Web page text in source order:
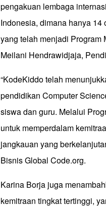
pengakuan lembaga
Indonesia, dimana hanya
yang telah menjadi Program
Meilani Hendrawidjaja,
“KodeKiddo telah
pendidikan Computer
siswa dan guru. Melalui
untuk memperdalam
jangkauan yang
Bisnis Global Code.org.
Karina Borja juga
kemitraan tingkat tertinggi,